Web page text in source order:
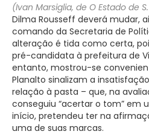
(Ivan Marsiglia, de O Estado de
Dilma Rousseff deverá mudar,
comando da Secretaria de
alteração é tida como certa,
pré-candidata à prefeitura de
entanto, mostrou-se
Planalto sinalizam a
relação à pasta – que, na
conseguiu “acertar o tom” em
início, pretendeu ter na
uma de suas marcas.